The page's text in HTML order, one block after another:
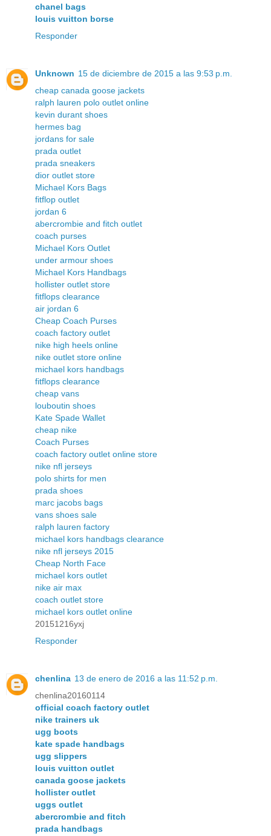
chanel bags
louis vuitton borse
Responder
Unknown 15 de diciembre de 2015 a las 9:53 p.m.
cheap canada goose jackets
ralph lauren polo outlet online
kevin durant shoes
hermes bag
jordans for sale
prada outlet
prada sneakers
dior outlet store
Michael Kors Bags
fitflop outlet
jordan 6
abercrombie and fitch outlet
coach purses
Michael Kors Outlet
under armour shoes
Michael Kors Handbags
hollister outlet store
fitflops clearance
air jordan 6
Cheap Coach Purses
coach factory outlet
nike high heels online
nike outlet store online
michael kors handbags
fitflops clearance
cheap vans
louboutin shoes
Kate Spade Wallet
cheap nike
Coach Purses
coach factory outlet online store
nike nfl jerseys
polo shirts for men
prada shoes
marc jacobs bags
vans shoes sale
ralph lauren factory
michael kors handbags clearance
nike nfl jerseys 2015
Cheap North Face
michael kors outlet
nike air max
coach outlet store
michael kors outlet online
20151216yxj
Responder
chenlina 13 de enero de 2016 a las 11:52 p.m.
chenlina20160114
official coach factory outlet
nike trainers uk
ugg boots
kate spade handbags
ugg slippers
louis vuitton outlet
canada goose jackets
hollister outlet
uggs outlet
abercrombie and fitch
prada handbags